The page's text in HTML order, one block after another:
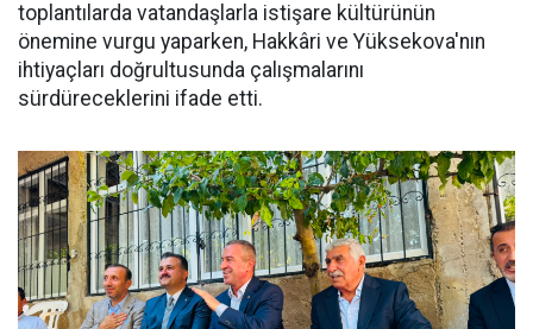
toplantılarda vatandaşlarla istişare kültürünün
önemine vurgu yaparken, Hakkâri ve Yüksekova'nın
ihtiyaçları doğrultusunda çalışmalarını
sürdüreceklerini ifade etti.